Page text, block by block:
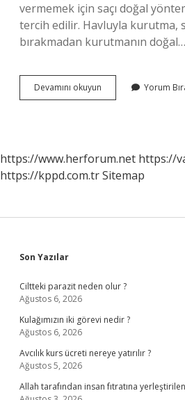
vermemek için saçı doğal
tercih edilir. Havluyla kurutma,
bırakmadan kurutmanın doğal…
Devamını okuyun
Saçta
Yorum
https://www.herforum.net https://
https://kppd.com.trSitemap
Sidebar
Son Yazılar
Ciltteki parazit neden olur ?
Ağustos 6, 2026
Kulağımızın iki görevi nedir ?
Ağustos 6, 2026
Avcılık kurs ücreti nereye yatırılır ?
Ağustos 5, 2026
Allah tarafından insan fıtratına